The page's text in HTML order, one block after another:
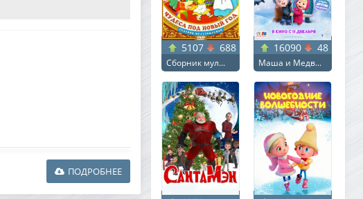
ПОДРОБНЕЕ
5107 688
Сборник мул...
16090 48
Маша и Медв...